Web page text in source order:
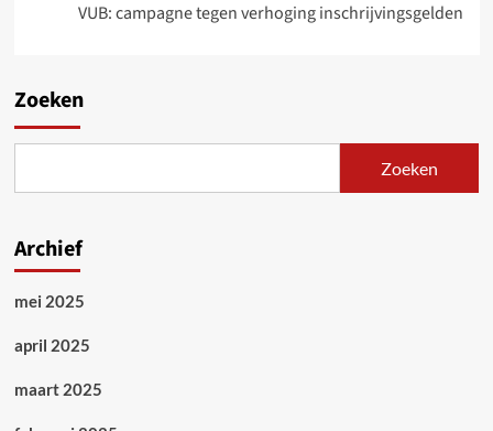
VUB: campagne tegen verhoging inschrijvingsgelden
Zoeken
Zoeken
Archief
mei 2025
april 2025
maart 2025